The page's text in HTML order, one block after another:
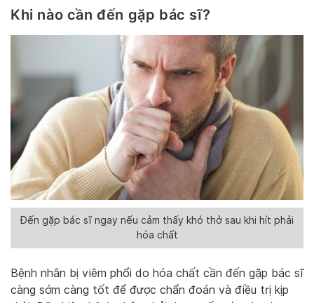
Khi nào cần đến gặp bác sĩ?
Đến gặp bác sĩ ngay nếu cảm thấy khó thở sau khi hít phải
hóa chất
Bệnh nhân bị viêm phổi do hóa chất cần đến gặp bác sĩ
càng sớm càng tốt để được chẩn đoán và điều trị kịp